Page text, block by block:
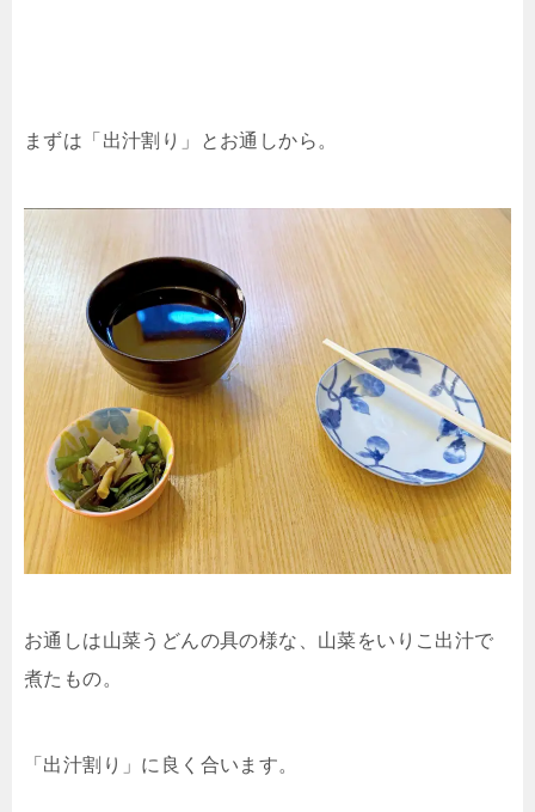
まずは「出汁割り」とお通しから。
お通しは山菜うどんの具の様な、山菜をいりこ出汁で
煮たもの。
「出汁割り」に良く合います。